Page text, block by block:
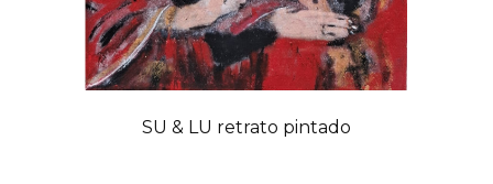
SU & LU retrato pintado